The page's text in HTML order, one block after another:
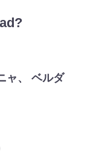
、 ベルダ